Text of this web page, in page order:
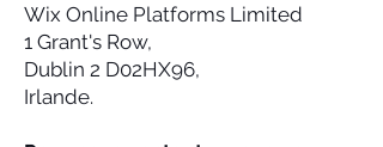
Wix Online Platforms Limited
1 Grant's Row,
Dublin 2 D02HX96,
Irlande.